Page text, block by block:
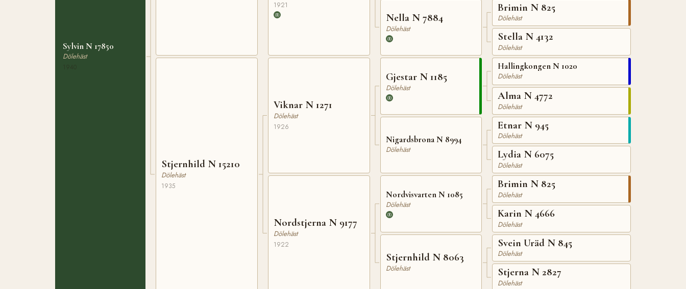
Sylvin N 17850
Dölehäst
Stjernhild N 15210
Dölehäst
1935
1921
Viknar N 1271
Dölehäst
1926
Nordstjerna N 9177
Dölehäst
1922
Nella N 7884
Dölehäst
Gjestar N 1185
Dölehäst
Nigardsbrona N 8994
Dölehäst
Nordvisvarten N 1085
Dölehäst
Stjernhild N 8063
Dölehäst
Brimin N 825
Dölehäst
Stella N 4132
Dölehäst
Hallingkongen N 1020
Dölehäst
Alma N 4772
Dölehäst
Etnar N 945
Dölehäst
Lydia N 6075
Dölehäst
Brimin N 825
Dölehäst
Karin N 4666
Dölehäst
Svein Uräd N 845
Dölehäst
Stjerna N 2827
Dölehäst